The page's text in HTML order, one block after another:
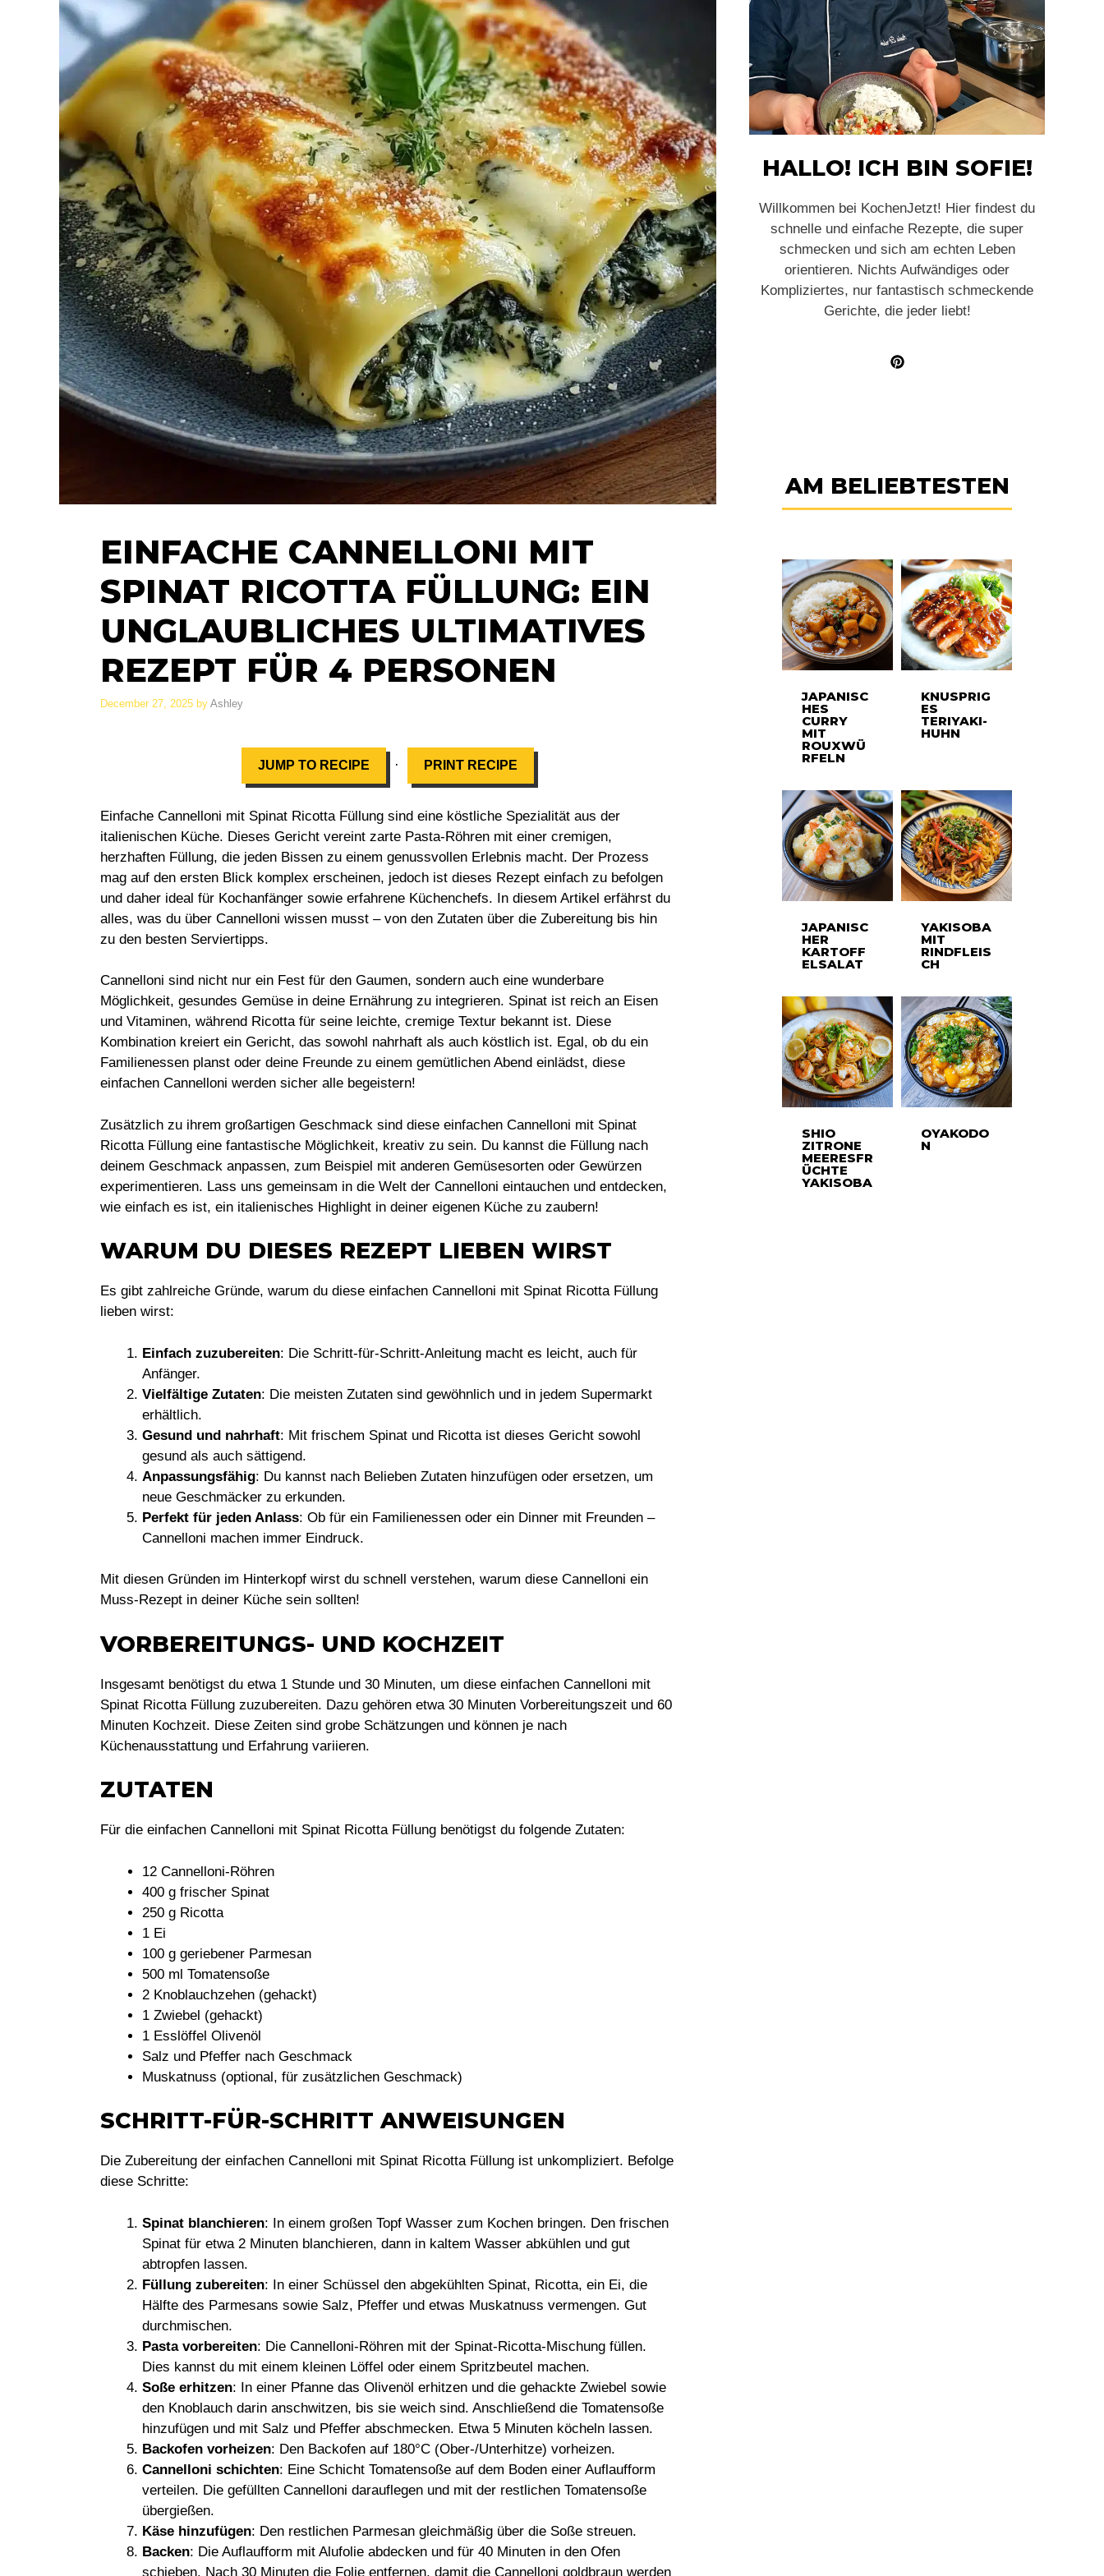
EINFACHE CANNELLONI MIT
SPINAT RICOTTA FÜLLUNG: EIN
UNGLAUBLICHES ULTIMATIVES
REZEPT FÜR 4 PERSONEN
December 27, 2025 by Ashley
JUMP TO RECIPE · PRINT RECIPE
Einfache Cannelloni mit Spinat Ricotta Füllung sind eine köstliche Spezialität aus der
italienischen Küche. Dieses Gericht vereint zarte Pasta-Röhren mit einer cremigen,
herzhaften Füllung, die jeden Bissen zu einem genussvollen Erlebnis macht. Der Prozess
mag auf den ersten Blick komplex erscheinen, jedoch ist dieses Rezept einfach zu befolgen
und daher ideal für Kochanfänger sowie erfahrene Küchenchefs. In diesem Artikel erfährst du
alles, was du über Cannelloni wissen musst – von den Zutaten über die Zubereitung bis hin
zu den besten Serviertipps.
Cannelloni sind nicht nur ein Fest für den Gaumen, sondern auch eine wunderbare
Möglichkeit, gesundes Gemüse in deine Ernährung zu integrieren. Spinat ist reich an Eisen
und Vitaminen, während Ricotta für seine leichte, cremige Textur bekannt ist. Diese
Kombination kreiert ein Gericht, das sowohl nahrhaft als auch köstlich ist. Egal, ob du ein
Familienessen planst oder deine Freunde zu einem gemütlichen Abend einlädst, diese
einfachen Cannelloni werden sicher alle begeistern!
Zusätzlich zu ihrem großartigen Geschmack sind diese einfachen Cannelloni mit Spinat
Ricotta Füllung eine fantastische Möglichkeit, kreativ zu sein. Du kannst die Füllung nach
deinem Geschmack anpassen, zum Beispiel mit anderen Gemüsesorten oder Gewürzen
experimentieren. Lass uns gemeinsam in die Welt der Cannelloni eintauchen und entdecken,
wie einfach es ist, ein italienisches Highlight in deiner eigenen Küche zu zaubern!
WARUM DU DIESES REZEPT LIEBEN WIRST
Es gibt zahlreiche Gründe, warum du diese einfachen Cannelloni mit Spinat Ricotta Füllung
lieben wirst:
Einfach zuzubereiten: Die Schritt-für-Schritt-Anleitung macht es leicht, auch für
Anfänger.
Vielfältige Zutaten: Die meisten Zutaten sind gewöhnlich und in jedem Supermarkt
erhältlich.
Gesund und nahrhaft: Mit frischem Spinat und Ricotta ist dieses Gericht sowohl
gesund als auch sättigend.
Anpassungsfähig: Du kannst nach Belieben Zutaten hinzufügen oder ersetzen, um
neue Geschmäcker zu erkunden.
Perfekt für jeden Anlass: Ob für ein Familienessen oder ein Dinner mit Freunden –
Cannelloni machen immer Eindruck.
Mit diesen Gründen im Hinterkopf wirst du schnell verstehen, warum diese Cannelloni ein
Muss-Rezept in deiner Küche sein sollten!
VORBEREITUNGS- UND KOCHZEIT
Insgesamt benötigst du etwa 1 Stunde und 30 Minuten, um diese einfachen Cannelloni mit
Spinat Ricotta Füllung zuzubereiten. Dazu gehören etwa 30 Minuten Vorbereitungszeit und 60
Minuten Kochzeit. Diese Zeiten sind grobe Schätzungen und können je nach
Küchenausstattung und Erfahrung variieren.
ZUTATEN
Für die einfachen Cannelloni mit Spinat Ricotta Füllung benötigst du folgende Zutaten:
12 Cannelloni-Röhren
400 g frischer Spinat
250 g Ricotta
1 Ei
100 g geriebener Parmesan
500 ml Tomatensoße
2 Knoblauchzehen (gehackt)
1 Zwiebel (gehackt)
1 Esslöffel Olivenöl
Salz und Pfeffer nach Geschmack
Muskatnuss (optional, für zusätzlichen Geschmack)
SCHRITT-FÜR-SCHRITT ANWEISUNGEN
Die Zubereitung der einfachen Cannelloni mit Spinat Ricotta Füllung ist unkompliziert. Befolge
diese Schritte:
Spinat blanchieren: In einem großen Topf Wasser zum Kochen bringen. Den frischen
Spinat für etwa 2 Minuten blanchieren, dann in kaltem Wasser abkühlen und gut
abtropfen lassen.
Füllung zubereiten: In einer Schüssel den abgekühlten Spinat, Ricotta, ein Ei, die
Hälfte des Parmesans sowie Salz, Pfeffer und etwas Muskatnuss vermengen. Gut
durchmischen.
Pasta vorbereiten: Die Cannelloni-Röhren mit der Spinat-Ricotta-Mischung füllen.
Dies kannst du mit einem kleinen Löffel oder einem Spritzbeutel machen.
Soße erhitzen: In einer Pfanne das Olivenöl erhitzen und die gehackte Zwiebel sowie
den Knoblauch darin anschwitzen, bis sie weich sind. Anschließend die Tomatensoße
hinzufügen und mit Salz und Pfeffer abschmecken. Etwa 5 Minuten köcheln lassen.
Backofen vorheizen: Den Backofen auf 180°C (Ober-/Unterhitze) vorheizen.
Cannelloni schichten: Eine Schicht Tomatensoße auf dem Boden einer Auflaufform
verteilen. Die gefüllten Cannelloni darauflegen und mit der restlichen Tomatensoße
übergießen.
Käse hinzufügen: Den restlichen Parmesan gleichmäßig über die Soße streuen.
Backen: Die Auflaufform mit Alufolie abdecken und für 40 Minuten in den Ofen
schieben. Nach 30 Minuten die Folie entfernen, damit die Cannelloni goldbraun werden
HALLO! ICH BIN SOFIE!
Willkommen bei KochenJetzt! Hier findest du
schnelle und einfache Rezepte, die super
schmecken und sich am echten Leben
orientieren. Nichts Aufwändiges oder
Kompliziertes, nur fantastisch schmeckende
Gerichte, die jeder liebt!
AM BELIEBTESTEN
JAPANISC
HES
CURRY
MIT
ROUXWÜ
RFELN
KNUSPRIG
ES
TERIYAKI-
HUHN
JAPANISC
HER
KARTOFF
ELSALAT
YAKISOBA
MIT
RINDFLEIS
CH
SHIO
ZITRONE
MEERESFR
ÜCHTE
YAKISOBA
OYAKODO
N